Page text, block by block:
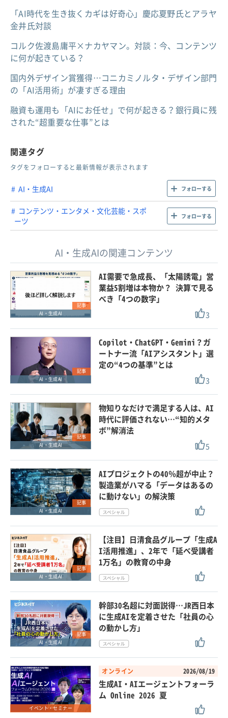
「AI時代を生き抜くカギは好奇心」慶応夏野氏とアラヤ
金井氏対談
コルク佐渡島庸平×ナカヤマン。対談：今、コンテンツ
に何が起きている？
国内外デザイン賞獲得…コニカミノルタ・デザイン部門
の「AI活用術」が凄すぎる理由
融資も運用も「AIにお任せ」で何が起きる？銀行員に残
された“超重要な仕事”とは
関連タグ
タグをフォローすると最新情報が表示されます
AI・生成AI フォローする
コンテンツ・エンタメ・文化芸能・スポ
ーツ
フォローする
AI・生成AIの関連コンテンツ
記事
AI・生成AI
AI需要で急成長、「太陽誘電」営
業益5割増は本物か？ 決算で見る
べき「4つの数字」
3
記事
AI・生成AI
Copilot・ChatGPT・Gemini？ガ
ートナー流「AIアシスタント」選
定の“4つの基準”とは
3
記事
AI・生成AI
物知りなだけで満足する人は、AI
時代に評価されない…“知的メタ
ボ”解消法
5
記事
AI・生成AI
AIプロジェクトの40％超が中止？
製造業がハマる「データはあるの
に動けない」の解決策
記事
AI・生成AI
【注目】日清食品グループ「生成A
I活用推進」、2年で「延べ受講者
1万名」の教育の中身
記事
AI・生成AI
幹部30名超に対面説得…JR西日本
に生成AIを定着させた「社員の心
の動かし方」
イベント・セミナー
オンライン 2026/08/19
生成AI・AIエージェントフォーラ
ム Online 2026 夏